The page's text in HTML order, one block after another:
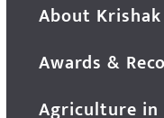
About
Awards &
Agriculture in